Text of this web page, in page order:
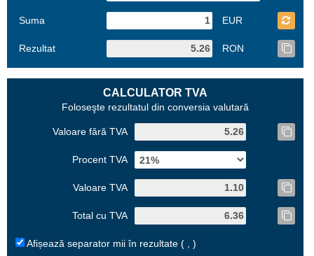
Suma EUR
Rezultat RON
CALCULATOR TVA
Foloseşte rezultatul din conversia valutară
Valoare fără TVA
Procent TVA
Valoare TVA
Total cu TVA
Afișează separator mii în rezultate ( , )